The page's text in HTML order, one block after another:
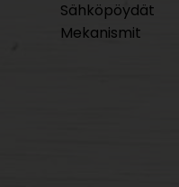
Sähköpöydät
Mekanismit